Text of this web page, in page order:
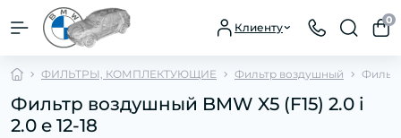
Клиенту
0
ФИЛЬТРЫ, КОМПЛЕКТУЮЩИЕ Фильтр воздушный
Фильтр воздушный BMW X5 (F15) 2.0 i
2.0 e 12-18